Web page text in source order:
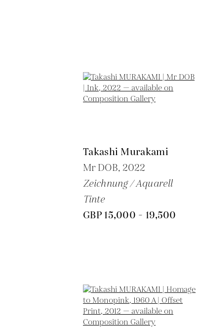
Takashi Murakami
Mr DOB, 2022
Zeichnung / Aquarell
Tinte
GBP 15,000 - 19,500